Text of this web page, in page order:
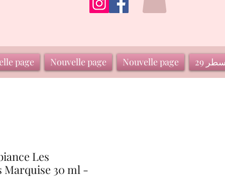
page Nouvelle page Nouvelle page 29
Les
30 ml -